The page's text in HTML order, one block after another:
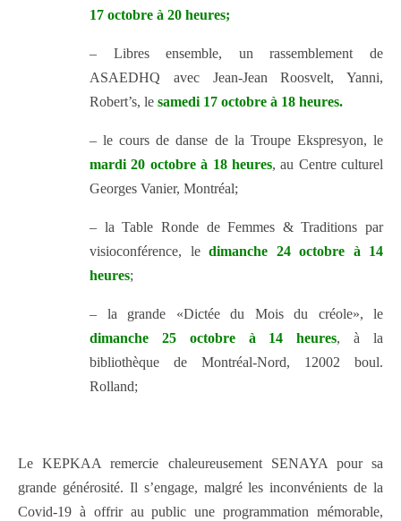
17 octobre à 20 heures;
– Libres ensemble, un rassemblement de
ASAEDHQ avec Jean-Jean Roosvelt, Yanni,
Robert’s, le samedi 17 octobre à 18 heures.
– le cours de danse de la Troupe Ekspresyon, le
mardi 20 octobre à 18 heures, au Centre culturel
Georges Vanier, Montréal;
– la Table Ronde de Femmes & Traditions par
visioconférence, le dimanche 24 octobre à 14
heures;
– la grande «Dictée du Mois du créole», le
dimanche 25 octobre à 14 heures, à la
bibliothèque de Montréal-Nord, 12002 boul.
Rolland;
Le KEPKAA remercie chaleureusement SENAYA pour sa
grande générosité. Il s’engage, malgré les inconvénients de la
Covid-19 à offrir au public une programmation mémorable,